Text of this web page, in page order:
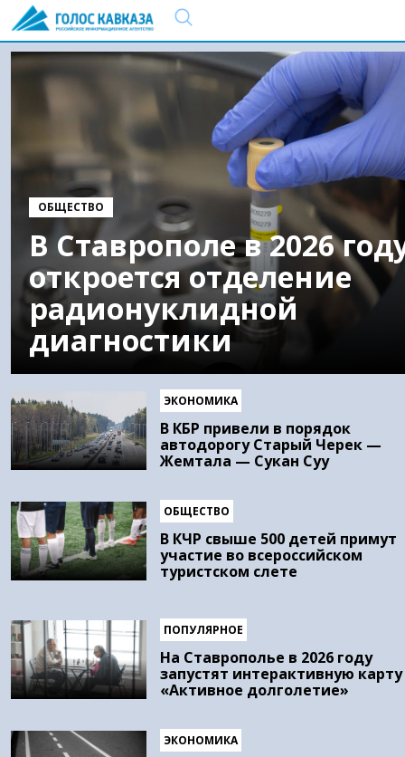
ОБЩЕСТВО
В Ставрополе в 2026
откроется отделение
радионуклидной
диагностики
ЭКОНОМИКА
В КБР привели в порядок
автодорогу Старый Черек —
Жемтала — Сукан Суу
ОБЩЕСТВО
В КЧР свыше 500 детей примут
участие во всероссийском
туристском слете
ПОПУЛЯРНОЕ
На Ставрополье в 2026 году
запустят интерактивную карту
«Активное долголетие»
ЭКОНОМИКА